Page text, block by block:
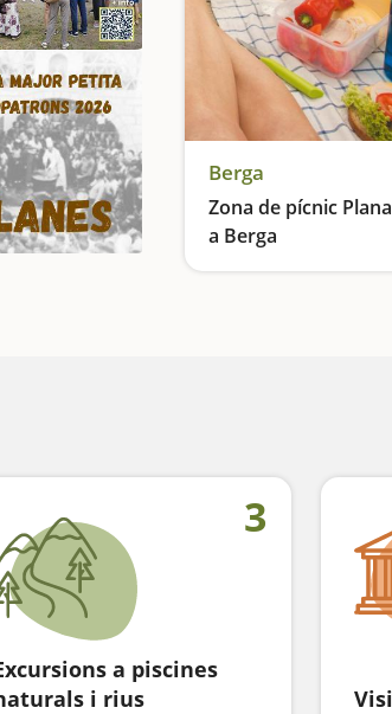
Berga
Zona de pícnic
a Berga
A prop de Rasos de
3
a piscines
i rius